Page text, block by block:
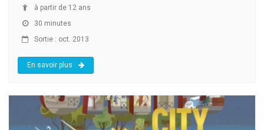
à partir de 12 ans
30 minutes
Sortie : oct. 2013
En savoir plus